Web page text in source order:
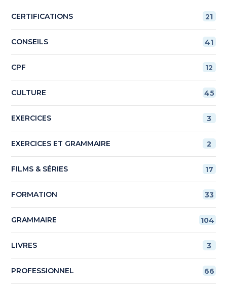
CERTIFICATIONS 21
CONSEILS 41
CPF 12
CULTURE 45
EXERCICES 3
EXERCICES ET GRAMMAIRE 2
FILMS & SÉRIES 17
FORMATION 33
GRAMMAIRE 104
LIVRES 3
PROFESSIONNEL 66